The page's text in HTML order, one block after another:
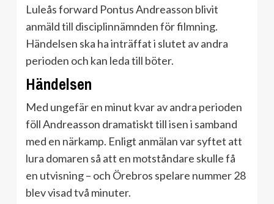
Luleås forward Pontus Andreasson blivit
anmäld till disciplinnämnden för filmning.
Händelsen ska ha inträffat i slutet av andra
perioden och kan leda till böter.
Händelsen
Med ungefär en minut kvar av andra perioden
föll Andreasson dramatiskt till isen i samband
med en närkamp. Enligt anmälan var syftet att
lura domaren så att en motståndare skulle få
en utvisning – och Örebros spelare nummer 28
blev visad två minuter.